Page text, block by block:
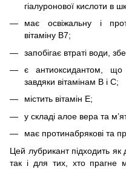
гіалуронової кислоти в
має освіжальну і
вітаміну В7;
запобігає втраті води,
є антиоксидантом, що
завдяки вітамінам В і С;
містить вітамін Е;
у складі алое вера та
має протинабрякові та
Цей лубрикант підходить як
так і для тих, хто прагне